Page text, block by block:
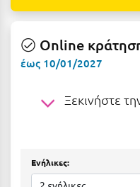
Ε
Ελάτη Αρκαδίας
Ελληνικό Αρκαδίας
Ελούντα Κρήτης
Εύβοια
Online
έως 10/01/2027
Ξεκινήστε
Ενήλικες: